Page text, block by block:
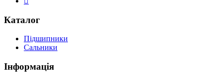
Каталог
Підшипники
Сальники
Інформація